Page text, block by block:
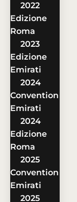
2022
Edizione
Roma
2023
Edizione
Emirati
2024
Convention
Emirati
2024
Edizione
Roma
2025
Convention
Emirati
2025